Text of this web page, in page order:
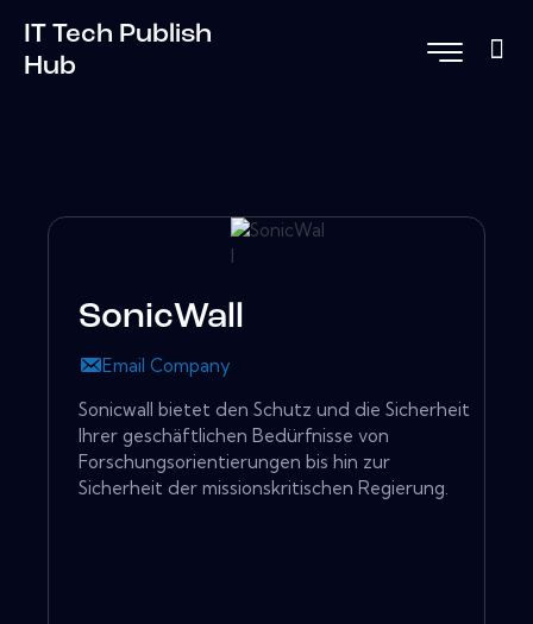
IT Tech Publish
Hub
SonicWall
Email Company
Sonicwall bietet den Schutz und die Sicherheit
Ihrer geschäftlichen Bedürfnisse von
Forschungsorientierungen bis hin zur
Sicherheit der missionskritischen Regierung.